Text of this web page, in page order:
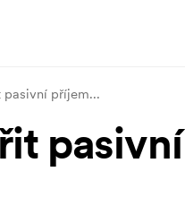
pasivní příjem...
pasivní